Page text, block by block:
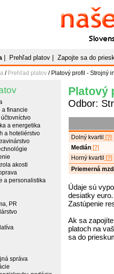
Naše
Slovenský
| Prehľad platov Zapojte sa do
/ Prehľad platov / Platový profil - Strojný
a financie
a energetika
a hoteliérstvo
akosti
a personalistika
PR
správa
Platový
Odbor:
Dolný kvartil
[?]
Medián[?]
Horný kvartil
[?]
Priemerná
Údaje sú
desiatky euro.
Zastúpenie
Ak sa
platoch na
sa do